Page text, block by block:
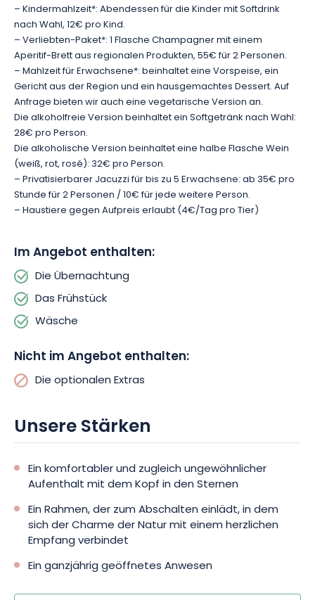
entfernt und bietet Ihnen so ein romantisches Erlebnis, das Sie
zu zweit genießen können.
Die Konfiguration des Bettes passt sich Ihren Bedürfnissen an:
verwandeln Sie es in ein großes Kingsize-Bett oder in zwei
Einzelbetten, je nachdem, was Sie bevorzugen. Sie haben
Zugang zu einem eigenen Badezimmer im Sanitärbereich von
État Nature sowie zu einer voll ausgestatteten
Gemeinschaftsküche, alles in der Nähe der Blase. Bettwäsche
und Frühstück sind ebenfalls inbegriffen, um einen optimalen
Komfort zu gewährleisten.
Zu jeder Jahreszeit erwartet Sie der Angelteich direkt
Organisation von privaten oder geschäftlichen
Veranstaltungen wie Geburtstage, Hochzeiten oder Seminare.
Wanderwege und Mountainbike-Touren sind von der Anlage
aus möglich. Kleine und große Abenteurer werden das
inmitten der Natur zu schätzen wissen. Das im ehemaligen
Bahnhof untergebrachte Fremdenverkehrsamt des Pays
Lunévillois wird Sie während des Sommers bei Ihren
Elektrofahrräder und Fahrradschienenstrecken für
modulierbare Ausflüge von 1 bis 3 Stunden zur Verfügung.
Erleben Sie diese ungewöhnliche Erfahrung unter dem
Sternenhimmel! Erleben Sie einen sanften Moment im Herzen
– Kindermahlzeit*: Abendessen für die Kinder mit Softdrink
nach Wahl, 12€ pro Kind.
– Verliebten-Paket*: 1 Flasche Champagner mit einem
Aperitif-Brett aus regionalen Produkten, 55€ für 2 Personen.
– Mahlzeit für Erwachsene*: beinhaltet eine Vorspeise, ein
Gericht aus der Region und ein hausgemachtes Dessert. Auf
Anfrage bieten wir auch eine vegetarische Version an.
Die alkoholfreie Version beinhaltet ein Softgetränk nach Wahl:
28€ pro Person.
Die alkoholische Version beinhaltet eine halbe Flasche Wein
(weiß, rot, rosé): 32€ pro Person.
– Privatisierbarer Jacuzzi für bis zu 5 Erwachsene: ab 35€ pro
Stunde für 2 Personen / 10€ für jede weitere Person.
– Haustiere gegen Aufpreis erlaubt (4€/Tag pro Tier)
Im Angebot enthalten:
Die Übernachtung
Das Frühstück
Wäsche
Nicht im Angebot enthalten:
Die optionalen Extras
Unsere Stärken
Ein komfortabler und zugleich ungewöhnlicher
Aufenthalt mit dem Kopf in den Sternen
Ein Rahmen, der zum Abschalten einlädt, in dem
sich der Charme der Natur mit einem herzlichen
Empfang verbindet
Ein ganzjährig geöffnetes Anwesen